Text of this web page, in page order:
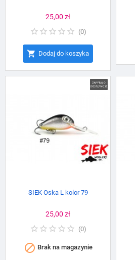
Cena
25,00 zł
(0)
 Dodaj do koszyka
SIEK Oska L kolor 79
Cena
25,00 zł
(0)
 Brak na magazynie